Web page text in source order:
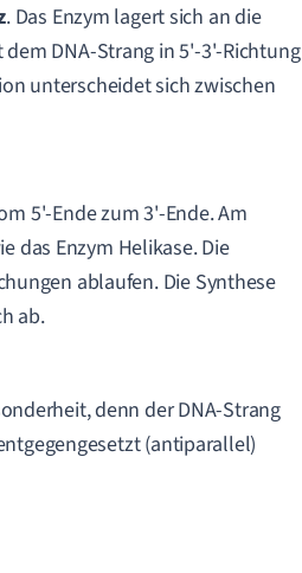
. Das Enzym lagert sich an die
DNA-Strang in 5'-3'-Richtung
unterscheidet sich zwischen
5'-Ende zum 3'-Ende. Am
das Enzym Helikase. Die
ablaufen. Die Synthese
ab.
denn der DNA-Strang
(antiparallel)